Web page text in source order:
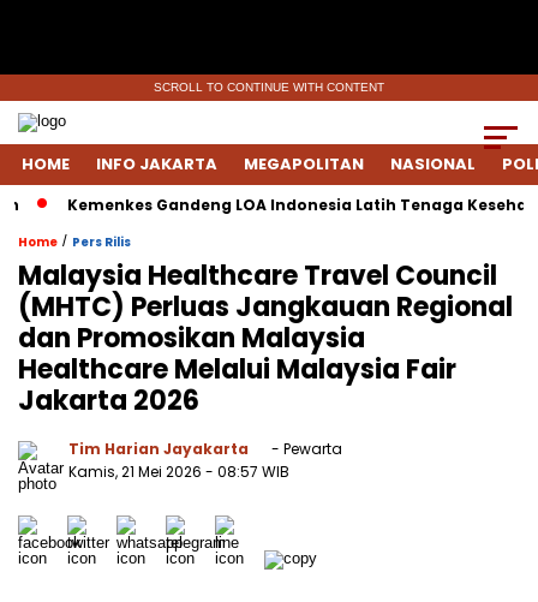
SCROLL TO CONTINUE WITH CONTENT
HOME INFO JAKARTA MEGAPOLITAN NASIONAL
Kemenkes Gandeng LOA Indonesia Latih Tenaga
Home / Pers Rilis
Malaysia Healthcare Travel Council
(MHTC) Perluas Jangkauan Regional
dan Promosikan Malaysia
Healthcare Melalui Malaysia Fair
Jakarta 2026
Tim Harian Jayakarta
- Pewarta
Kamis, 21 Mei 2026 - 08:57 WIB